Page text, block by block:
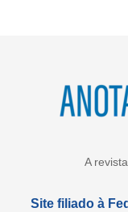
A
Site filiado à